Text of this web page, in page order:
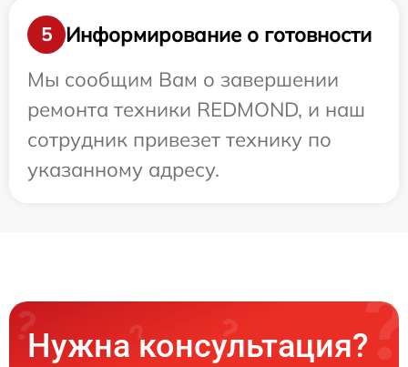
5
Информирование о готовности
Мы сообщим Вам о завершении
ремонта техники REDMOND, и наш
сотрудник привезет технику по
указанному адресу.
Нужна консультация?